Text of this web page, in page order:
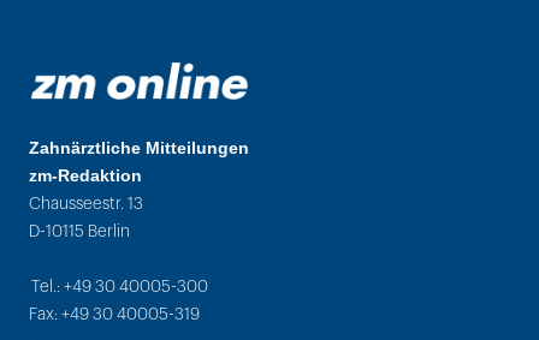
Zahnärztliche Mitteilungen
zm-Redaktion
Chausseestr. 13
D-10115 Berlin
Tel.: +49 30 40005-300
Fax: +49 30 40005-319